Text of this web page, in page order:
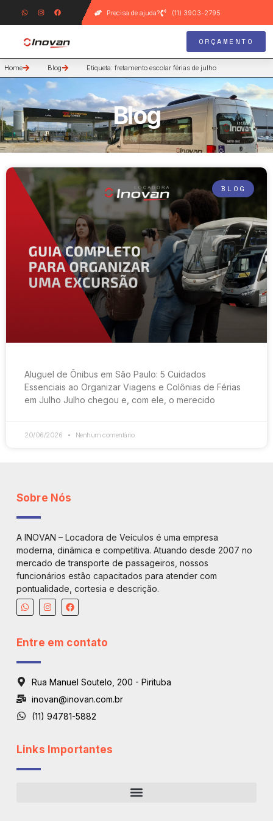
Precisa de ajuda? (11) 3903-2795
ORÇAMENTO
Home Blog Etiqueta: fretamento escolar férias de julho
Blog
BLOG
Aluguel de Ônibus em São Paulo: 5 Cuidados
Essenciais ao Organizar Viagens e Colônias de Férias
em Julho Julho chegou e, com ele, o merecido
20/06/2026 Nenhum comentário
Sobre Nós
A INOVAN – Locadora de Veículos é uma empresa
moderna, dinâmica e competitiva. Atuando desde 2007 no
mercado de transporte de passageiros, nossos
funcionários estão capacitados para atender com
pontualidade, cortesia e descrição.
Entre em contato
Rua Manuel Soutelo, 200 - Pirituba
inovan@inovan.com.br
(11) 94781-5882
Links Importantes